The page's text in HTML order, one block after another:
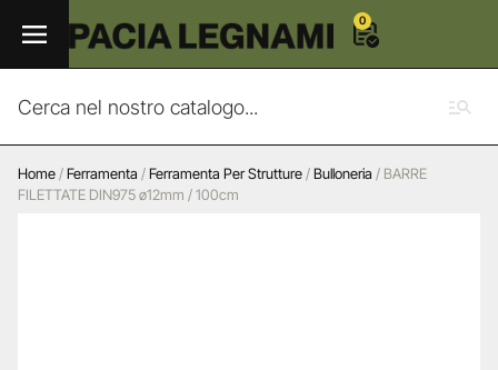
0
Home/Ferramenta /Ferramenta Per Strutture/Bulloneria / BARRE
FILETTATE DIN975 ø12mm / 100cm